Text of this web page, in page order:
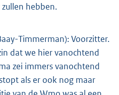
hebben.
Timmerman): Voorzitter.
dat we hier vanochtend
zei immers vanochtend
als er ook nog maar